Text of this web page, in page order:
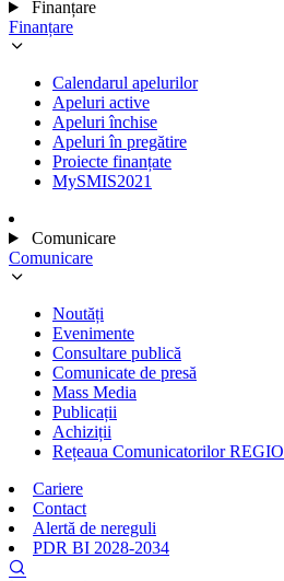
Finanțare
Finanțare
Calendarul apelurilor
Apeluri active
Apeluri închise
Apeluri în pregătire
Proiecte finanțate
MySMIS2021
Comunicare
Comunicare
Noutăți
Evenimente
Consultare publică
Comunicate de presă
Mass Media
Publicații
Achiziții
Rețeaua Comunicatorilor REGIO
Cariere
Contact
Alertă de nereguli
PDR BI 2028-2034